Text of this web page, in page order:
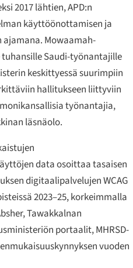
2017 lähtien, APD:n
käyttöönottamisen ja
ajamana. Mowaamah-
Saudi-työnantajille
keskittyessä suurimpiin
hallitukseen liittyviin
työnantajia,
läsnäolo.
data osoittaa tasaisen
digitaalipalvelujen WCAG
2023–25, korkeimmalla
Tawakkalnan
portaalit, MHRSD-
vuoden